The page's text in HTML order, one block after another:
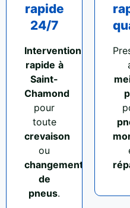
rapide
24/7
Intervention
rapide à
Saint-
Chamond
pour
toute
crevaison
ou
changement
de
pneus.